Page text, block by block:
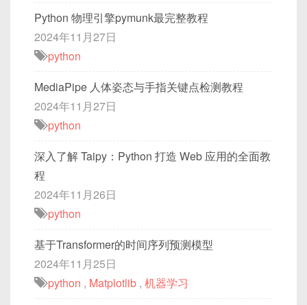
Python 物理引擎pymunk最完整教程
2024年11月27日
python
MediaPipe 人体姿态与手指关键点检测教程
2024年11月27日
python
深入了解 Taipy：Python 打造 Web 应用的全面教
程
2024年11月26日
python
基于Transformer的时间序列预测模型
2024年11月25日
python , Matplotlib , 机器学习